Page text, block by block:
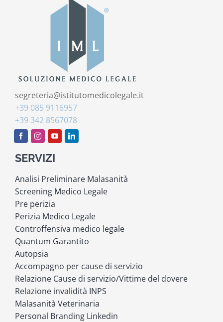
segreteria@istitutomedicolegale.it
+39 085 9116957
+39 342 8567078
SERVIZI
Analisi Preliminare Malasanità
Screening Medico Legale
Pre perizia
Perizia Medico Legale
Controffensiva medico legale
Quantum Garantito
Autopsia
Accompagno per cause di servizio
Relazione Cause di servizio/Vittime del dovere
Relazione invalidità INPS
Malasanità Veterinaria
Personal Branding Linkedin